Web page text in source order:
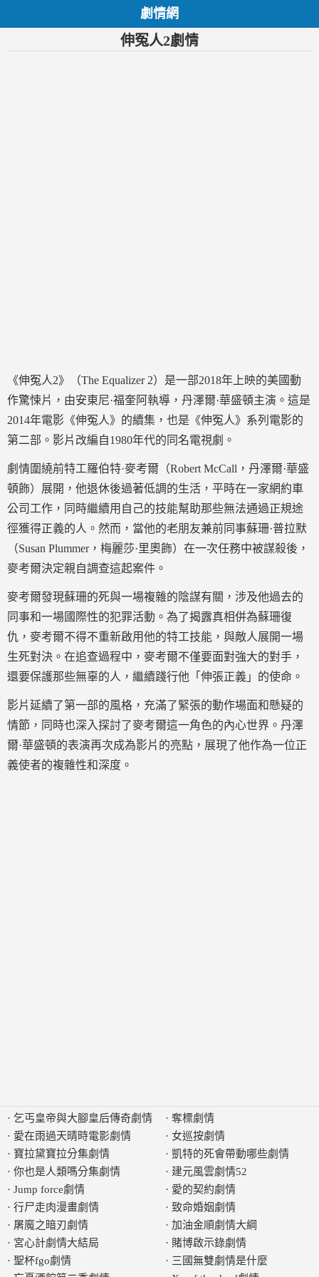
劇情網
伸冤人2劇情
《伸冤人2》（The Equalizer 2）是一部2018年上映的美國動
作驚悚片，由安東尼·福奎阿執導，丹澤爾·華盛頓主演。這是
2014年電影《伸冤人》的續集，也是《伸冤人》系列電影的
第二部。影片改編自1980年代的同名電視劇。
劇情圍繞前特工羅伯特·麥考爾（Robert McCall，丹澤爾·華盛
頓飾）展開，他退休後過著低調的生活，平時在一家網約車
公司工作，同時繼續用自己的技能幫助那些無法通過正規途
徑獲得正義的人。然而，當他的老朋友兼前同事蘇珊·普拉默
（Susan Plummer，梅麗莎·里奧飾）在一次任務中被謀殺後，
麥考爾決定親自調查這起案件。
麥考爾發現蘇珊的死與一場複雜的陰謀有關，涉及他過去的
同事和一場國際性的犯罪活動。為了揭露真相併為蘇珊復
仇，麥考爾不得不重新啟用他的特工技能，與敵人展開一場
生死對決。在追查過程中，麥考爾不僅要面對強大的對手，
還要保護那些無辜的人，繼續踐行他「伸張正義」的使命。
影片延續了第一部的風格，充滿了緊張的動作場面和懸疑的
情節，同時也深入探討了麥考爾這一角色的內心世界。丹澤
爾·華盛頓的表演再次成為影片的亮點，展現了他作為一位正
義使者的複雜性和深度。
· 乞丐皇帝與大腳皇后傳奇劇情
· 愛在雨過天晴時電影劇情
· 寶拉黛寶拉分集劇情
· 你也是人類嗎分集劇情
· Jump force劇情
· 行尸走肉漫畫劇情
· 屠魔之暗刃劇情
· 宮心計劇情大結局
· 聖杯fgo劇情
· 奪標劇情
· 女巡按劇情
· 凱特的死會帶動哪些劇情
· 建元風雲劇情52
· 愛的契約劇情
· 致命婚姻劇情
· 加油金順劇情大綱
· 賭博啟示錄劇情
· 三國無雙劇情是什麼